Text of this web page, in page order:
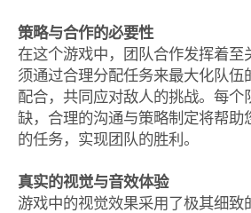
策略与合作的必要性
在这个游戏中，团队合作发挥着至
须通过合理分配任务来最大化队伍
配合，共同应对敌人的挑战。每个
缺，合理的沟通与策略制定将帮助
的任务，实现团队的胜利。
真实的视觉与音效体验
游戏中的视觉效果采用了极其细致